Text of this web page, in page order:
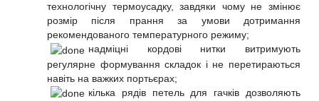
технологічну термоусадку, завдяки чому не змінює
розмір після прання за умови дотримання
рекомендованого температурного режиму;
надміцні кордові нитки витримують
регулярне формування складок і не перетираються
навіть на важких портьєрах;
кілька рядів петель для гачків дозволяють